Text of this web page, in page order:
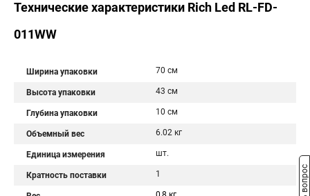
Технические характеристики Rich Led RL-FD-
011WW
Ширина упаковки 70 см
Высота упаковки 43 см
Глубина упаковки 10 см
Объемный вес 6.02 кг
Единица измерения шт.
Кратность поставки 1